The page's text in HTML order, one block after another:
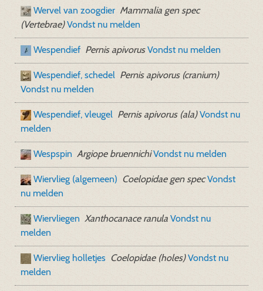
Wervel van zoogdier Mammalia gen spec
(Vertebrae) Vondst nu melden
Wespendief Pernis apivorus Vondst nu melden
Wespendief, schedel Pernis apivorus (cranium)
Vondst nu melden
Wespendief, vleugel Pernis apivorus (ala) Vondst nu
melden
Wespspin Argiope bruennichi Vondst nu melden
Wiervlieg (algemeen) Coelopidae gen spec Vondst
nu melden
Wiervliegen Xanthocanace ranula Vondst nu
melden
Wiervlieg holletjes Coelopidae (holes) Vondst nu
melden